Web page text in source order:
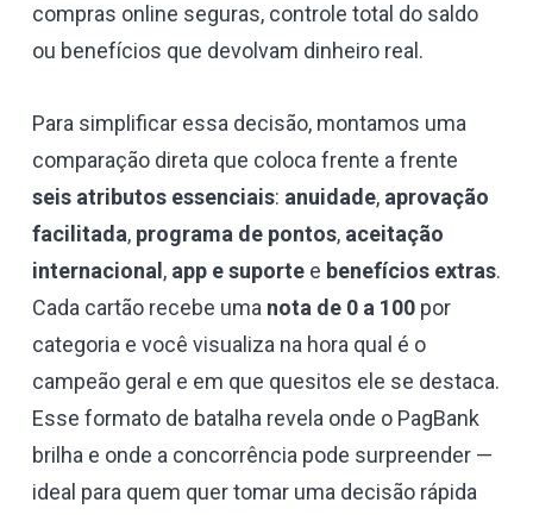
compras online seguras, controle total do saldo
ou benefícios que devolvam dinheiro real.
Para simplificar essa decisão, montamos uma
comparação direta que coloca frente a frente
seis atributos essenciais: anuidade, aprovação
facilitada, programa de pontos, aceitação
internacional , app e suporte e benefícios extras.
Cada cartão recebe uma nota de 0 a 100 por
categoria e você visualiza na hora qual é o
campeão geral e em que quesitos ele se destaca.
Esse formato de batalha revela onde o PagBank
brilha e onde a concorrência pode surpreender —
ideal para quem quer tomar uma decisão rápida